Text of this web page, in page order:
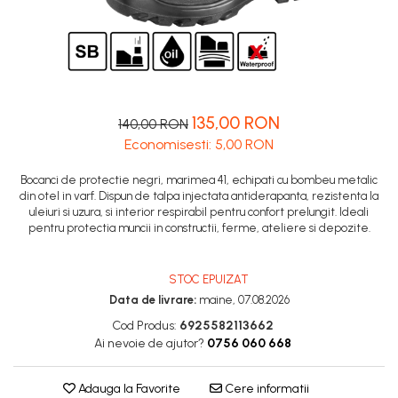
Seminte legume
Seminte castraveti
Seminte ceapa
Seminte conopida
Seminte de Patrunjel
Seminte dovleac decorativ
Seminte dovlecel / dovleac
Seminte fasole
140,00 RON 135,00 RON
Economisesti: 5,00 RON
Bocanci de protectie negri, marimea 41, echipati cu bombeu metalic
din otel in varf. Dispun de talpa injectata antiderapanta, rezistenta la
uleiuri si uzura, si interior respirabil pentru confort prelungit. Ideali
pentru protectia muncii in constructii, ferme, ateliere si depozite.
STOC EPUIZAT
Data de livrare:maine, 07.08.2026
Cod Produs: 6925582113662
Ai nevoie de ajutor? 0756 060 668
Adauga la Favorite Cere informatii